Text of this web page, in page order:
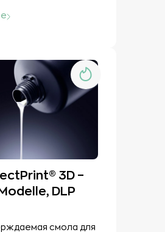
3D –
DLP
смола для